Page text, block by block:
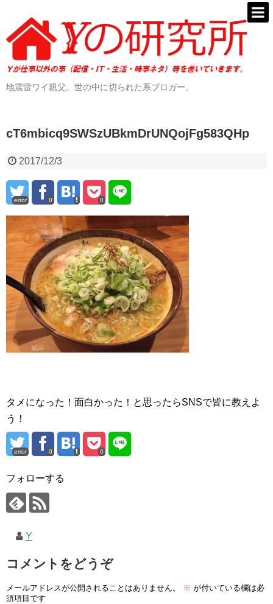
地震雷ワイ親父。世の中に切られた系ブロガー。
cT6mbicq9SWSzUBkmDrUNQojFg583QHp
2017/12/3
error 0 0
タメになった！面白かった！と思ったらSNSで皆に教えよ
う！
error 0 0
フォローする
Y
コメントをどうぞ
メールアドレスが公開されることはありません。 ※ が付いている欄は必
須項目です